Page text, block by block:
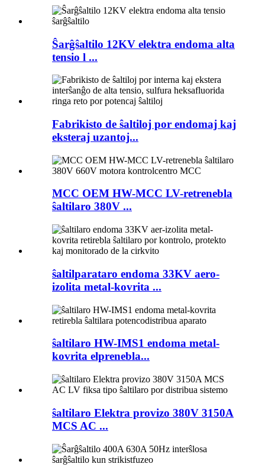
Ŝarĝŝaltilo 12KV elektra endoma alta
tensio l ...
Fabrikisto de ŝaltiloj por endomaj kaj
eksteraj uzantoj...
MCC OEM HW-MCC LV-retrenebla
ŝaltilaro 380V ...
ŝaltilparataro endoma 33KV aero-
izolita metal-kovrita ...
ŝaltilaro HW-IMS1 endoma metal-
kovrita elprenebla...
ŝaltilaro Elektra provizo 380V 3150A
MCS AC ...